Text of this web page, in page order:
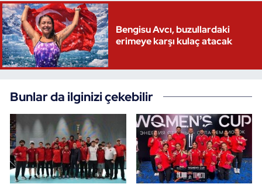
Bengisu Avcı, buzullardaki
erimeye karşı kulaç atacak
Bunlar da ilginizi çekebilir